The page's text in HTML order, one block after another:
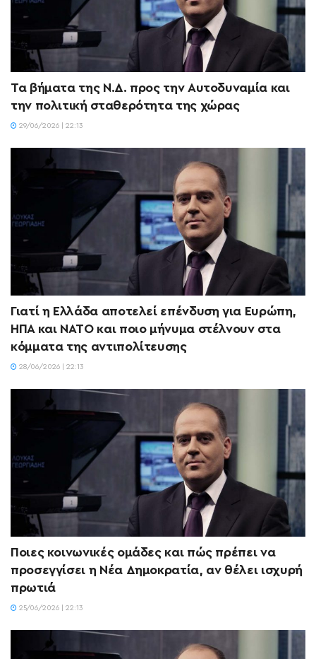
Τα βήματα της Ν.Δ. προς την Αυτοδυναμία και
την πολιτική σταθερότητα της χώρας
29/06/2026 | 22:13
Γιατί η Ελλάδα αποτελεί επένδυση για Ευρώπη,
ΗΠΑ και ΝΑΤΟ και ποιο μήνυμα στέλνουν στα
κόμματα της αντιπολίτευσης
28/06/2026 | 22:13
Ποιες κοινωνικές ομάδες και πώς πρέπει να
προσεγγίσει η Νέα Δημοκρατία, αν θέλει ισχυρή
πρωτιά
25/06/2026 | 22:13